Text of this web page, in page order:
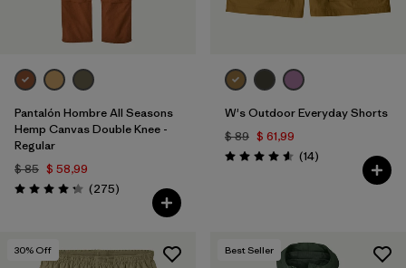
Pantalón Hombre All Seasons
Hemp Canvas Double Knee -
Regular
$ 85 $ 58,99
Valoración: 4.2 / 5
(275Comentarios
)
W's Outdoor Everyday Shorts
$ 89 $ 61,99
Valoración: 4.6 / 5
(14Comentarios
)
30% Off Best Seller